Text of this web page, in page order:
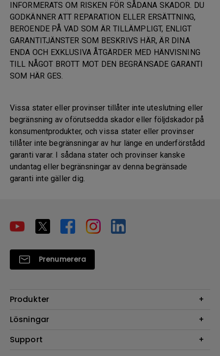
INFORMERATS OM RISKEN FÖR SÅDANA SKADOR. DU
GODKÄNNER ATT REPARATION ELLER ERSÄTTNING,
BEROENDE PÅ VAD SOM ÄR TILLÄMPLIGT, ENLIGT
GARANTITJÄNSTER SOM BESKRIVS HÄR, ÄR DINA
ENDA OCH EXKLUSIVA ÅTGÄRDER MED HÄNVISNING
TILL NÅGOT BROTT MOT DEN BEGRÄNSADE GARANTI
SOM HÄR GES.
Vissa stater eller provinser tillåter inte uteslutning eller
begränsning av oförutsedda skador eller följdskador på
konsumentprodukter, och vissa stater eller provinser
tillåter inte begränsningar av hur länge en underförstådd
garanti varar. I sådana stater och provinser kanske
undantag eller begränsningar av denna begränsade
garanti inte gäller dig.
Prenumerera
Produkter
Projektorer
Belysning
Lösningar
Digital Display
Support